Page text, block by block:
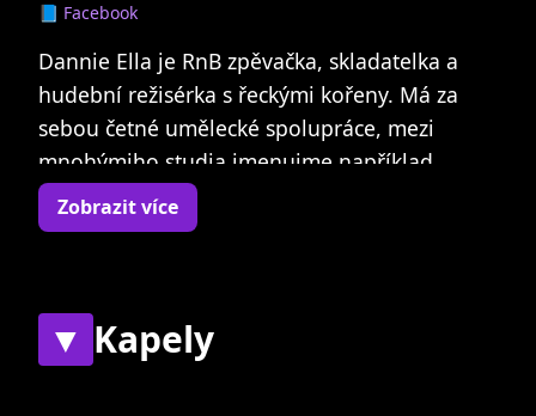
📘 Facebook
Dannie Ella je RnB zpěvačka, skladatelka a
hudební režisérka s řeckými kořeny. Má za
sebou četné umělecké spolupráce, mezi
mnohýmiho studia jmenujme například
Michala Pavlíčka, Jiřího Korna, Davida Kollera,
Ondřeje Brzobohatého, Petra Fidera, DJ
Vystudovala Pražskou konzervatoř, učí zpěv,
na rádiu Spin moderovala pořad RnB Nite
Zobrazit více
▼ Kapely